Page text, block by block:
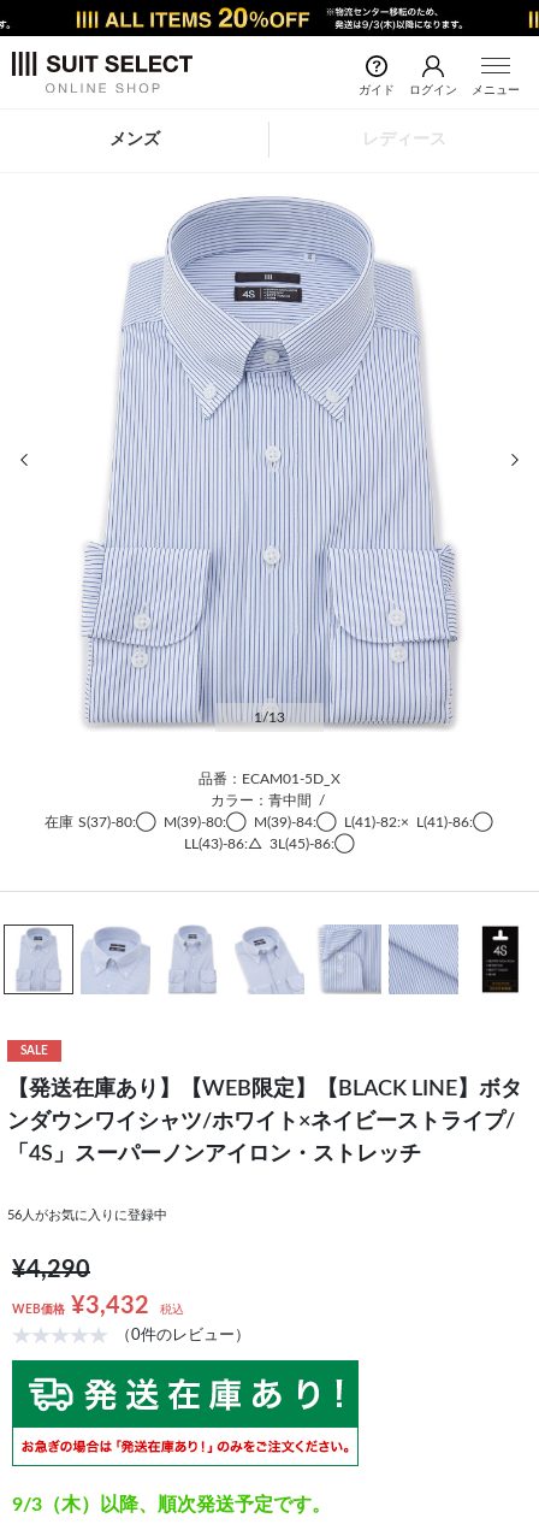
ガイド ログイン メニュー
メンズ レディース
1/13
品番：ECAM01-5D_X
カラー：青中間
/
在庫 S(37)-80:◯ M(39)-80:◯ M(39)-84:◯ L(41)-82:×
L(41)-86:◯
LL(43)-86:△ 3L(45)-86:◯
SALE
【発送在庫あり】【WEB限定】【BLACK LINE】ボタ
ンダウンワイシャツ/ホワイト×ネイビーストライプ/
「4S」スーパーノンアイロン・ストレッチ
56 人がお気に入りに登録中
¥4,290
WEB価格 ¥3,432 税込
（0件のレビュー）
9/3（木）以降、順次発送予定です。